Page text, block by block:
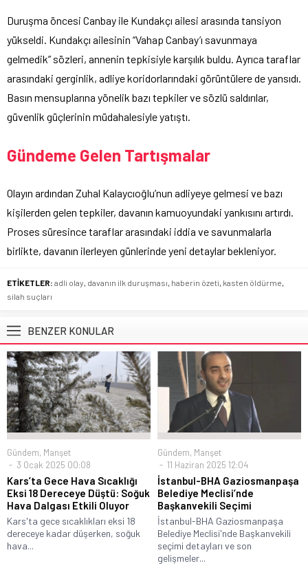
Duruşma öncesi Canbay ile Kundakçı ailesi arasında tansiyon
yükseldi. Kundakçı ailesinin “Vahap Canbay’ı savunmaya
gelmedik” sözleri, annenin tepkisiyle karşılık buldu. Ayrıca taraflar
arasındaki gerginlik, adliye koridorlarındaki görüntülere de yansıdı.
Basın mensuplarına yönelik bazı tepkiler ve sözlü saldırılar,
güvenlik güçlerinin müdahalesiyle yatıştı.
Gündeme Gelen Tartışmalar
Olayın ardından Zuhal Kalaycıoğlu’nun adliyeye gelmesi ve bazı
kişilerden gelen tepkiler, davanın kamuoyundaki yankısını artırdı.
Proses süresince taraflar arasındaki iddia ve savunmalarla
birlikte, davanın ilerleyen günlerinde yeni detaylar bekleniyor.
ETİKETLER: adli olay, davanın ilk duruşması, haberin özeti, kasten öldürme,
silah suçları
BENZER KONULAR
Gündem, Manşet
3 Ocak 2025 00:08
Kars’ta Gece Hava Sıcaklığı
Eksi 18 Dereceye Düştü: Soğuk
Hava Dalgası Etkili Oluyor
Kars'ta gece sıcaklıkları eksi 18
dereceye kadar düşerken, soğuk
hava...
Gündem, Manşet
11 Haziran 2025 12:04
İstanbul-BHA Gaziosmanpaşa
Belediye Meclisi’nde
Başkanvekili Seçimi
İstanbul-BHA Gaziosmanpaşa
Belediye Meclisi'nde Başkanvekili
seçimi detayları ve son
gelişmeler...